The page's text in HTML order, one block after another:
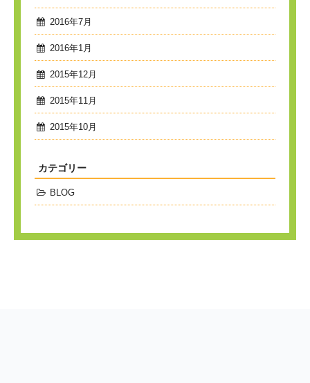
2016年7月
2016年1月
2015年12月
2015年11月
2015年10月
カテゴリー
BLOG